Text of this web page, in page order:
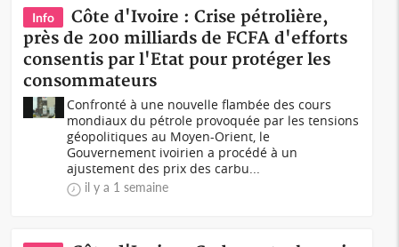
Info
Côte d'Ivoire : Crise pétrolière,
près de 200 milliards de FCFA d'efforts
consentis par l'Etat pour protéger les
consommateurs
Confronté à une nouvelle flambée des cours
mondiaux du pétrole provoquée par les tensions
géopolitiques au Moyen-Orient, le
Gouvernement ivoirien a procédé à un
ajustement des prix des carbu...
il y a 1 semaine